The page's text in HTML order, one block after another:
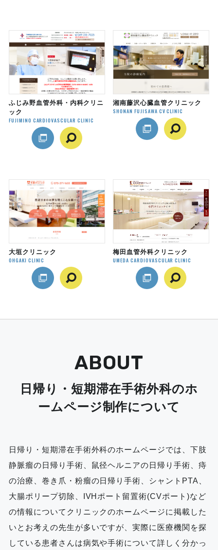
ふじみ野血管外科・内科クリニ
ック
FUJIMINO CARDIOVASCULAR CLINIC
湘南藤沢心臓血管クリニック
SHONAN FUJISAWA CV CLINIC
大垣クリニック
OHGAKI CLINIC
梅田血管外科クリニック
UMEDA CARDIOVASCULAR CLINIC
ABOUT
日帰り・短期滞在手術外科のホ
ームページ制作について
日帰り・短期滞在手術外科のホームページでは、下肢
静脈瘤の日帰り手術、鼠径ヘルニアの日帰り手術、痔
の治療、巻き爪・粉瘤の日帰り手術、シャントPTA、
大腸ポリープ切除、IVHポート留置術(CVポート)など
の情報についてクリニックのホームページに掲載した
いとお考えの先生が多いですが、実際に医療機関を探
している患者さんは病気や手術について詳しく分かっ